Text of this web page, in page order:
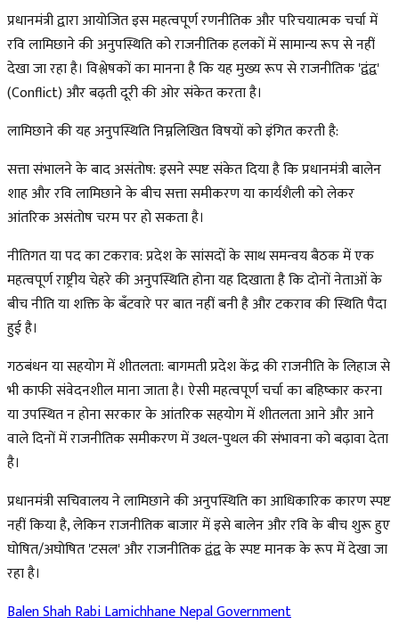
प्रधानमंत्री द्वारा आयोजित इस महत्वपूर्ण रणनीतिक और परिचयात्मक चर्चा में
रवि लामिछाने की अनुपस्थिति को राजनीतिक हलकों में सामान्य रूप से नहीं
देखा जा रहा है। विश्लेषकों का मानना है कि यह मुख्य रूप से राजनीतिक 'द्वंद्व'
(Conflict) और बढ़ती दूरी की ओर संकेत करता है।
लामिछाने की यह अनुपस्थिति निम्नलिखित विषयों को इंगित करती है:
सत्ता संभालने के बाद असंतोष: इसने स्पष्ट संकेत दिया है कि प्रधानमंत्री बालेन
शाह और रवि लामिछाने के बीच सत्ता समीकरण या कार्यशैली को लेकर
आंतरिक असंतोष चरम पर हो सकता है।
नीतिगत या पद का टकराव: प्रदेश के सांसदों के साथ समन्वय बैठक में एक
महत्वपूर्ण राष्ट्रीय चेहरे की अनुपस्थिति होना यह दिखाता है कि दोनों नेताओं के
बीच नीति या शक्ति के बँटवारे पर बात नहीं बनी है और टकराव की स्थिति पैदा
हुई है।
गठबंधन या सहयोग में शीतलता: बागमती प्रदेश केंद्र की राजनीति के लिहाज से
भी काफी संवेदनशील माना जाता है। ऐसी महत्वपूर्ण चर्चा का बहिष्कार करना
या उपस्थित न होना सरकार के आंतरिक सहयोग में शीतलता आने और आने
वाले दिनों में राजनीतिक समीकरण में उथल-पुथल की संभावना को बढ़ावा देता
है।
प्रधानमंत्री सचिवालय ने लामिछाने की अनुपस्थिति का आधिकारिक कारण स्पष्ट
नहीं किया है, लेकिन राजनीतिक बाजार में इसे बालेन और रवि के बीच शुरू हुए
घोषित/अघोषित 'टसल' और राजनीतिक द्वंद्व के स्पष्ट मानक के रूप में देखा जा
रहा है।
Balen ShahRabi LamichhaneNepal Government